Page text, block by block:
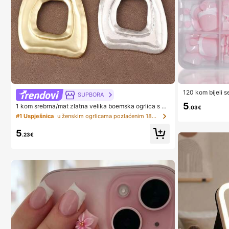
SUPBORA
1 kom srebrna/mat zlatna velika boemska ogrlica s ot
vorenim privjeskom
#1 Uspješnica u ženskim ogrlicama pozlaćenim 18-karatnim zlatom
5.23€
120 kom bijeli
rednje
stički dizajn,
epilom, sjajni
5.03€